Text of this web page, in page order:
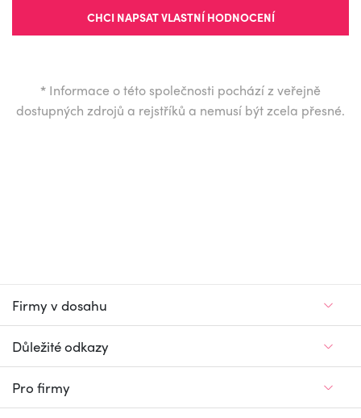
CHCI NAPSAT VLASTNÍ HODNOCENÍ
* Informace o této společnosti pochází z veřejně
dostupných zdrojů a rejstříků a nemusí být zcela přesné.
Firmy v dosahu
Důležité odkazy
Pro firmy